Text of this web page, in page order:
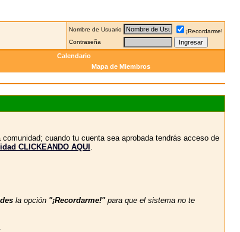
Nombre de Usuario
¡Recordarme!
Contraseña
Calendario
Mapa de Miembros
cuando tu cuenta sea aprobada tendrás acceso de
CLICKEANDO AQUI .
la opción "¡Recordarme!"para que el sistema no te
.